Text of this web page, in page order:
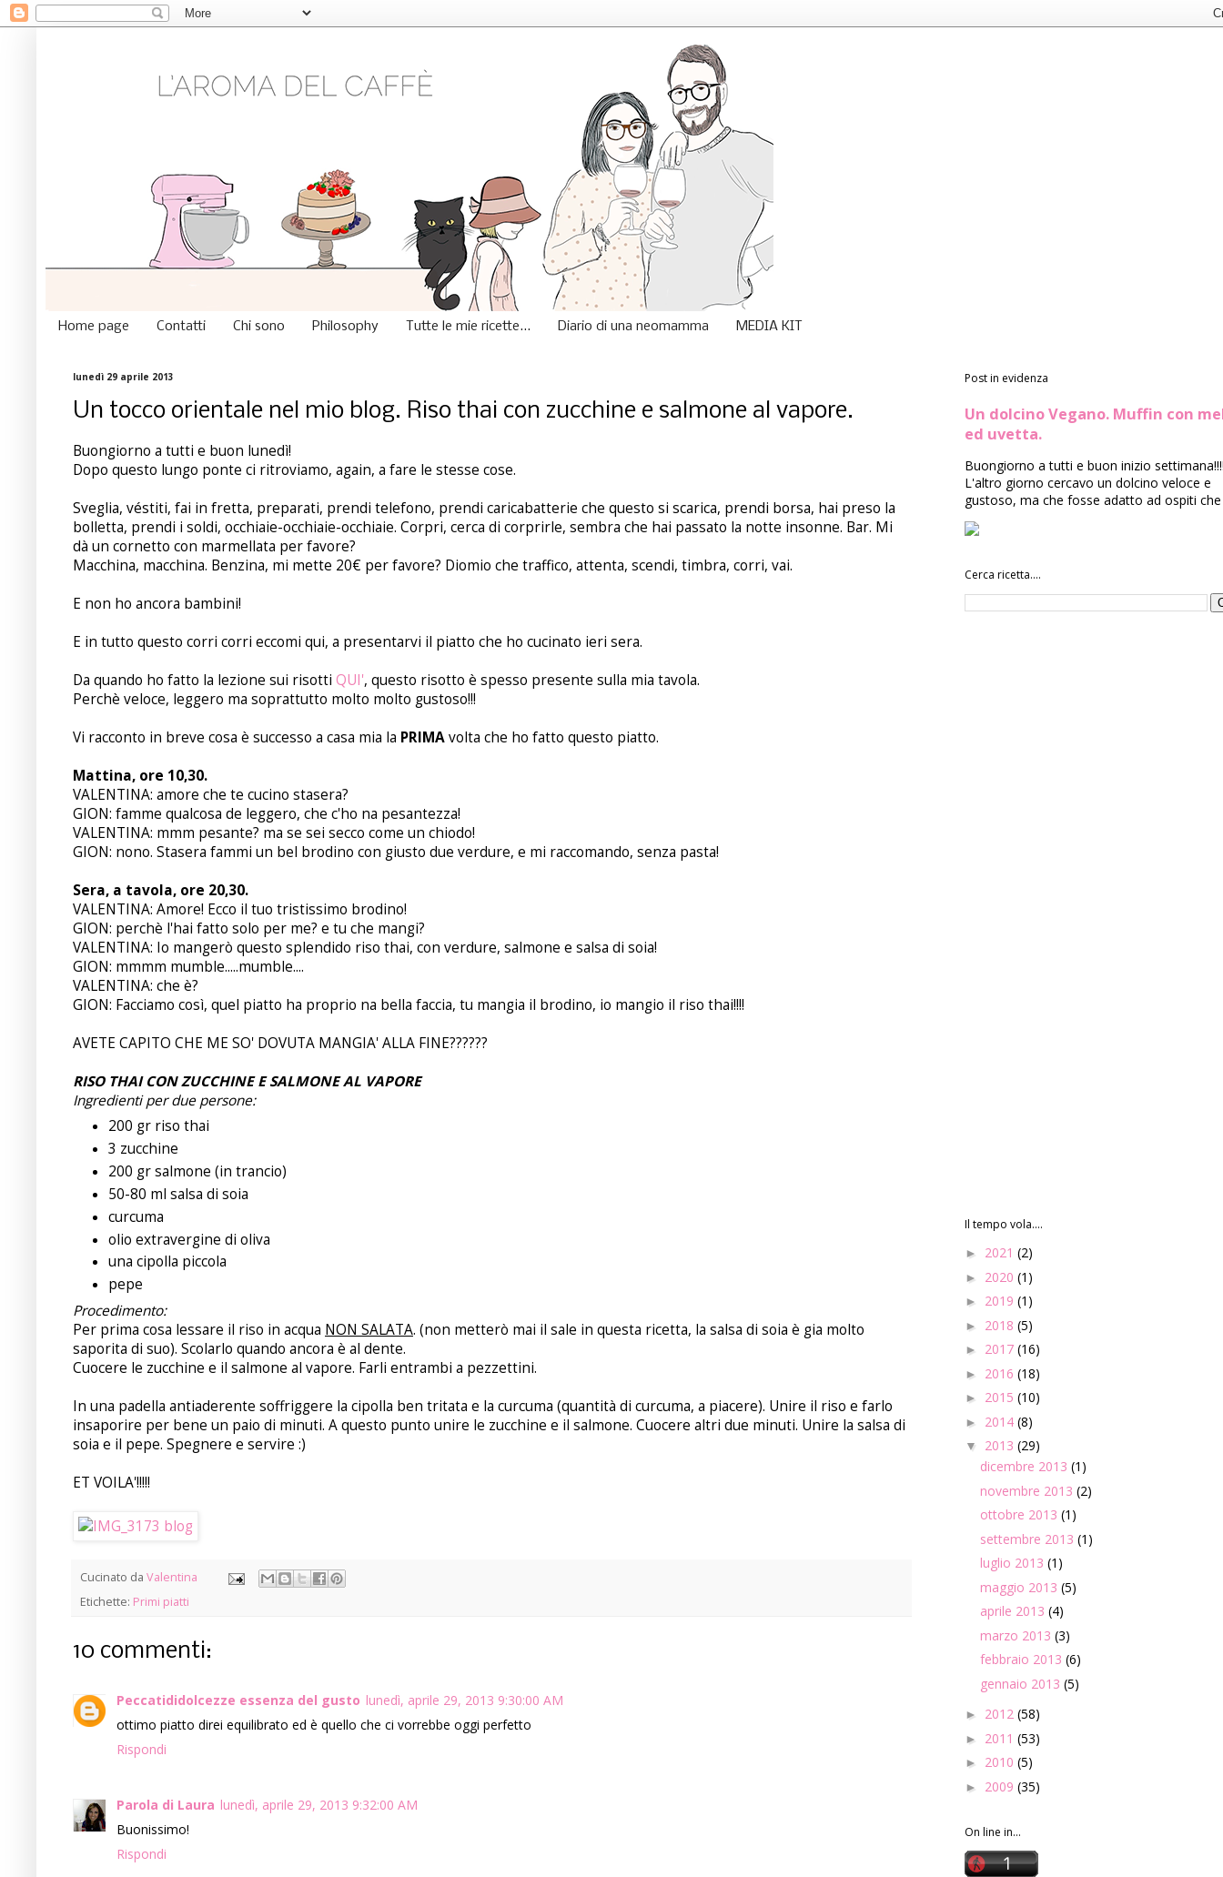
Home page Contatti Chi sono Philosophy Tutte le mie ricette... Diario di una neomamma MEDIA KIT
lunedì 29 aprile 2013
Un tocco orientale nel mio blog. Riso thai con zucchine e salmone al vapore.
Buongiorno a tutti e buon lunedì!
Dopo questo lungo ponte ci ritroviamo, again, a fare le stesse cose.
Sveglia, véstiti, fai in fretta, preparati, prendi telefono, prendi caricabatterie che questo si scarica, prendi borsa, hai preso la
bolletta, prendi i soldi, occhiaie-occhiaie-occhiaie. Corpri, cerca di corprirle, sembra che hai passato la notte insonne. Bar. Mi
dà un cornetto con marmellata per favore?
Macchina, macchina. Benzina, mi mette 20€ per favore? Diomio che traffico, attenta, scendi, timbra, corri, vai.
E non ho ancora bambini!
E in tutto questo corri corri eccomi qui, a presentarvi il piatto che ho cucinato ieri sera.
Da quando ho fatto la lezione sui risotti QUI', questo risotto è spesso presente sulla mia tavola.
Perchè veloce, leggero ma soprattutto molto molto gustoso!!!
Vi racconto in breve cosa è successo a casa mia la PRIMAvolta che ho fatto questo piatto.
Mattina, ore 10,30.
VALENTINA: amore che te cucino stasera?
GION: famme qualcosa de leggero, che c'ho na pesantezza!
VALENTINA: mmm pesante? ma se sei secco come un chiodo!
GION: nono. Stasera fammi un bel brodino con giusto due verdure, e mi raccomando, senza pasta!
Sera, a tavola, ore 20,30.
VALENTINA: Amore! Ecco il tuo tristissimo brodino!
GION: perchè l'hai fatto solo per me? e tu che mangi?
VALENTINA: Io mangerò questo splendido riso thai, con verdure, salmone e salsa di soia!
GION: mmmm mumble.....mumble....
VALENTINA: che è?
GION: Facciamo così, quel piatto ha proprio na bella faccia, tu mangia il brodino, io mangio il riso thai!!!!
AVETE CAPITO CHE ME SO' DOVUTA MANGIA' ALLA FINE??????
RISO THAI CON ZUCCHINE E SALMONE AL VAPORE
Ingredienti per due persone:
200 gr riso thai
3 zucchine
200 gr salmone (in trancio)
50-80 ml salsa di soia
curcuma
olio extravergine di oliva
una cipolla piccola
pepe
Procedimento:
Per prima cosa lessare il riso in acqua NON SALATA. (non metterò mai il sale in questa ricetta, la salsa di soia è gia molto
saporita di suo). Scolarlo quando ancora è al dente.
Cuocere le zucchine e il salmone al vapore. Farli entrambi a pezzettini.
In una padella antiaderente soffriggere la cipolla ben tritata e la curcuma (quantità di curcuma, a piacere). Unire il riso e farlo
insaporire per bene un paio di minuti. A questo punto unire le zucchine e il salmone. Cuocere altri due minuti. Unire la salsa di
soia e il pepe. Spegnere e servire :)
ET VOILA'!!!!!
Cucinato da Valentina
Etichette: Primi piatti
10 commenti:
Peccatididolcezze essenza del gusto lunedì, aprile 29, 2013 9:30:00 AM
ottimo piatto direi equilibrato ed è quello che ci vorrebbe oggi perfetto
Rispondi
Parola di Laura lunedì, aprile 29, 2013 9:32:00 AM
Buonissimo!
Rispondi
Post in evidenza
Un dolcino Vegano. Muffin con
ed uvetta.
Buongiorno a tutti e buon inizio
L'altro giorno cercavo un dolcino veloce e
gustoso, ma che fosse adatto ad ospiti che
Cerca ricetta....
Il tempo vola....
► 2021 (2)
► 2020 (1)
► 2019 (1)
► 2018 (5)
► 2017 (16)
► 2016 (18)
► 2015 (10)
► 2014 (8)
▼ 2013 (29)
dicembre 2013 (1)
novembre 2013 (2)
ottobre 2013 (1)
settembre 2013 (1)
luglio 2013 (1)
maggio 2013 (5)
aprile 2013 (4)
marzo 2013 (3)
febbraio 2013 (6)
gennaio 2013 (5)
► 2012 (58)
► 2011 (53)
► 2010 (5)
► 2009 (35)
On line in...